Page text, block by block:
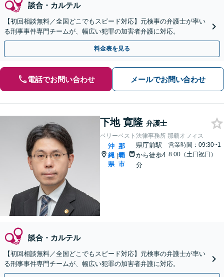
談合・カルテル
【初回相談無料／全国どこでもスピード対応】元検事の弁護士が率い
る刑事事件専門チームが、幅広い犯罪の加害者弁護に対応。
料金表を見る
電話でお問い合わせ メールでお問い合わせ
下地 寛隆 弁護士
ベリーベスト法律事務所 那覇オフィス
沖
縄
県
|
那
覇
市
県庁前駅
から徒歩4
分
営業時間：09:30~1
8:00（土日祝日）
談合・カルテル
【初回相談無料／全国どこでもスピード対応】元検事の弁護士が率い
る刑事事件専門チームが、幅広い犯罪の加害者弁護に対応。